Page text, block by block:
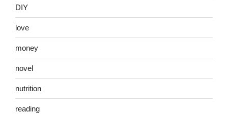
DIY
love
money
novel
nutrition
reading